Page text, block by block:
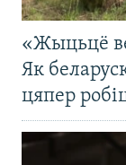
«Жыцьцё
Як
цяпер